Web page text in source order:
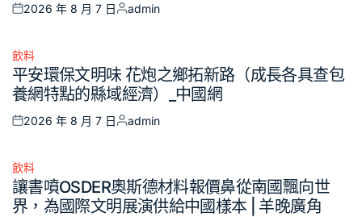
Posted
2026 年 8 月 7 日
Posted
admin
Posted
in
飲料
平安環保文明味 花炮之鄉拓新路（成長各具查包
養網特點的縣域經濟）_中國網
Posted
2026 年 8 月 7 日
Posted
admin
Posted
in
飲料
讓書噴OSDER奧斯德材料報價鼻從南國飄向世
界，為國際文明展演供給中國樣本 | 羊晚廣角